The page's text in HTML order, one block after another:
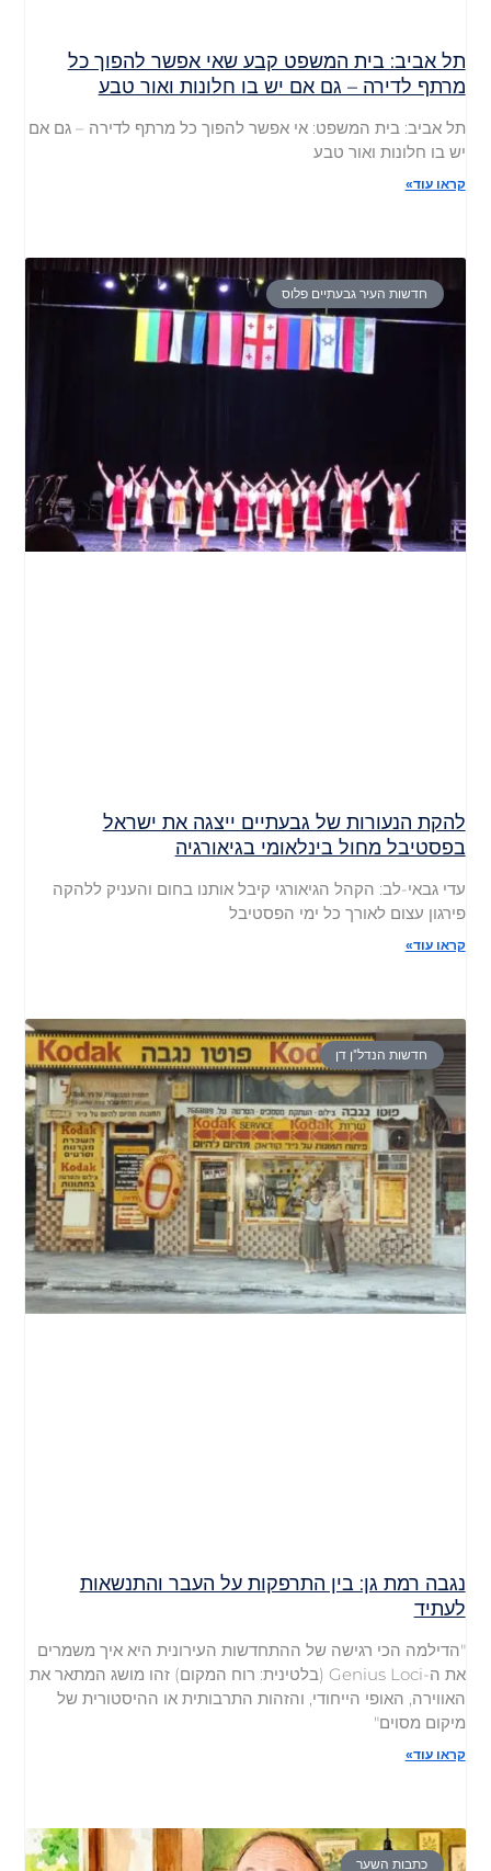
תל אביב: בית המשפט קבע שאי אפשר להפוך כל
מרתף לדירה – גם אם יש בו חלונות ואור טבע
תל אביב: בית המשפט: אי אפשר להפוך כל מרתף לדירה – גם אם
יש בו חלונות ואור טבע
קראו עוד»
חדשות העיר גבעתיים פלוס
להקת הנעורות של גבעתיים ייצגה את ישראל
בפסטיבל מחול בינלאומי בגיאורגיה
עדי גבאי-לב: הקהל הגיאורגי קיבל אותנו בחום והעניק ללהקה
פירגון עצום לאורך כל ימי הפסטיבל
קראו עוד»
חדשות הנדל"ן דן
נגבה רמת גן: בין התרפקות על העבר והתנשאות
לעתיד
"הדילמה הכי רגישה של ההתחדשות העירונית היא איך משמרים
את ה-Genius Loci (בלטינית: רוח המקום) זהו מושג המתאר את
האווירה, האופי הייחודי, והזהות התרבותית או ההיסטורית של
מיקום מסוים"
קראו עוד»
כתבות השער